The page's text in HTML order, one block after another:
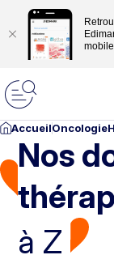
mobile
AccueilOncologie
Nos
à Z